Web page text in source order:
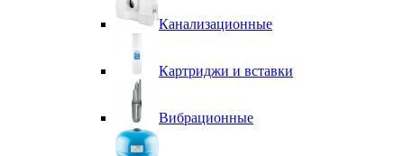
Канализационные
Картриджи и вставки
Вибрационные